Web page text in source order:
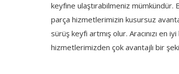
keyfine ulaştırabilmeniz mümkündür.
parça hizmetlerimizin kusursuz
sürüş keyfi artmış olur. Aracınızı en
hizmetlerimizden çok avantajlı bir